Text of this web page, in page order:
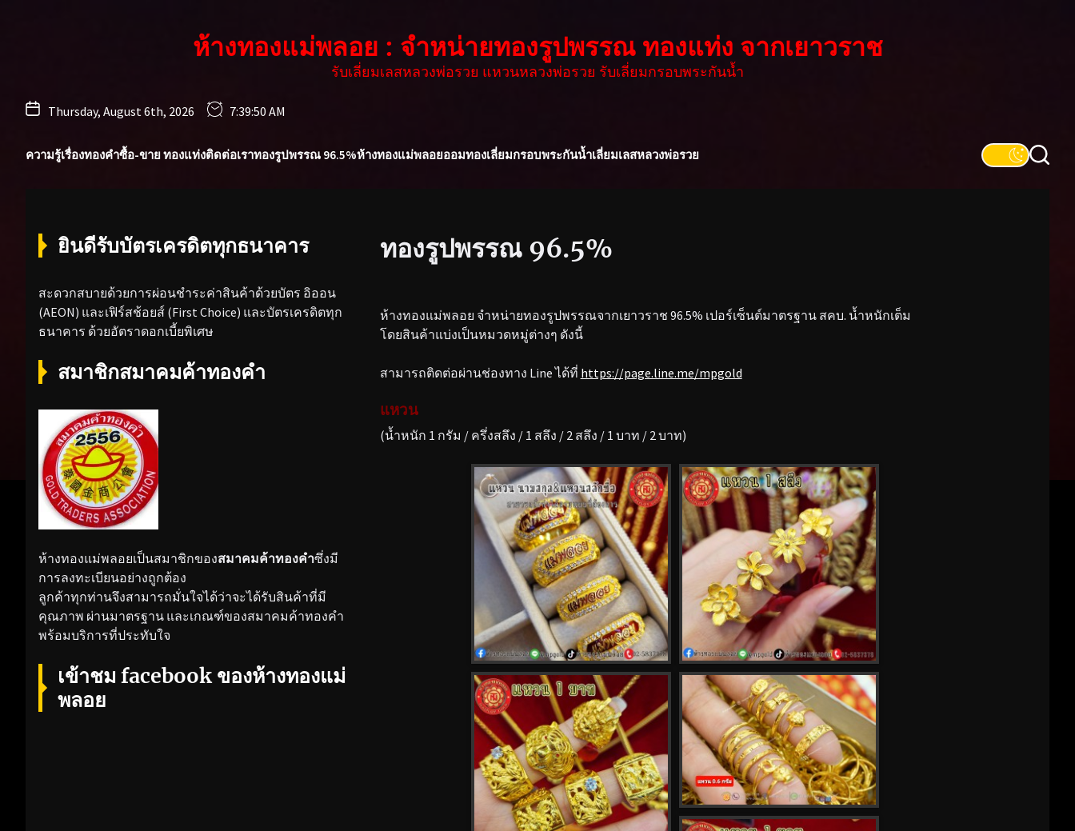
ห้างทองแม่พลอย : จำหน่ายทองรูปพรรณ ทองแท่ง จากเยาวราช
รับเลี่ยมเลสหลวงพ่อรวย แหวนหลวงพ่อรวย รับเลี่ยมกรอบพระกันน้ำ
Thursday, August 6th, 2026 7:39:52 AM
ความรู้เรื่องทองคำซื้อ-ขาย ทองแท่งติดต่อเราทองรูปพรรณ 96.5%ห้างทองแม่พลอยออมทองเลี่ยมกรอบพระกันน้ำเลี่ยมเลสหลวงพ่อรวย
ทองรูปพรรณ 96.5%
ห้างทองแม่พลอย จำหน่ายทองรูปพรรณจากเยาวราช 96.5% เปอร์เซ็นต์มาตรฐาน สคบ. น้ำหนักเต็ม
โดยสินค้าแบ่งเป็นหมวดหมู่ต่างๆ ดังนี้
สามารถติดต่อผ่านช่องทาง Line ได้ที่ https://page.line.me/mpgold
แหวน
(น้ำหนัก 1 กรัม / ครึ่งสลึง / 1 สลึง / 2 สลึง / 1 บาท / 2 บาท)
ยินดีรับบัตรเครดิตทุกธนาคาร
สะดวกสบายด้วยการผ่อนชำระค่าสินค้าด้วยบัตร อิออน
(AEON) และเฟิร์สช้อยส์ (First Choice) และบัตรเครดิตทุก
ธนาคาร ด้วยอัตราดอกเบี้ยพิเศษ
สมาชิกสมาคมค้าทองคำ
ห้างทองแม่พลอยเป็นสมาชิกของสมาคมค้าทองคำซึ่งมี
การลงทะเบียนอย่างถูกต้อง
ลูกค้าทุกท่านจึงสามารถมั่นใจได้ว่าจะได้รับสินค้าที่มี
คุณภาพ ผ่านมาตรฐาน และเกณฑ์ของสมาคมค้าทองคำ
พร้อมบริการที่ประทับใจ
เข้าชม facebook ของห้างทองแม่
พลอย